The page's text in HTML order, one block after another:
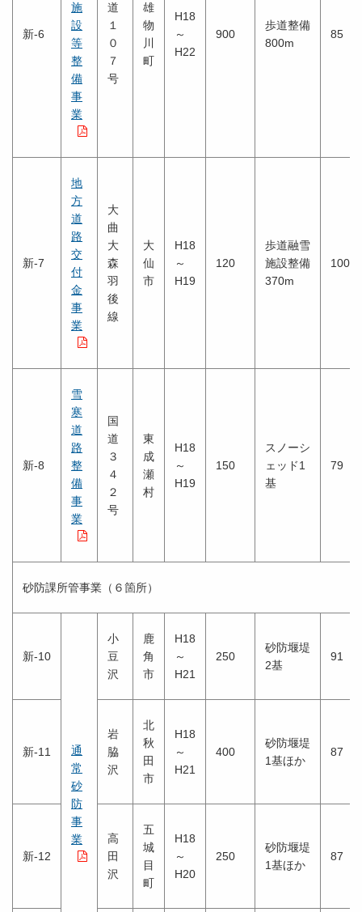
新-6
施
設
等
整
備
事
業
道
１
０
７
号
雄
物
川
町
H18
～
H22
900
歩道整備
800m
85
新-7
地
方
道
路
交
付
金
事
業
大
曲
大
森
羽
後
線
大
仙
市
H18
～
H19
120
歩道融雪
施設整備
370m
100
新-8
雪
寒
道
路
整
備
事
業
国
道
３
４
２
号
東
成
瀬
村
H18
～
H19
150
スノーシ
ェッド1
基
79
砂防課所管事業（６箇所）
新-10
通
常
砂
防
事
業
小
豆
沢
鹿
角
市
H18
～
H21
250
砂防堰堤
2基
91
新-11
岩
脇
沢
北
秋
田
市
H18
～
H21
400
砂防堰堤
1基ほか
87
新-12
高
田
沢
五
城
目
町
H18
～
H20
250
砂防堰堤
1基ほか
87